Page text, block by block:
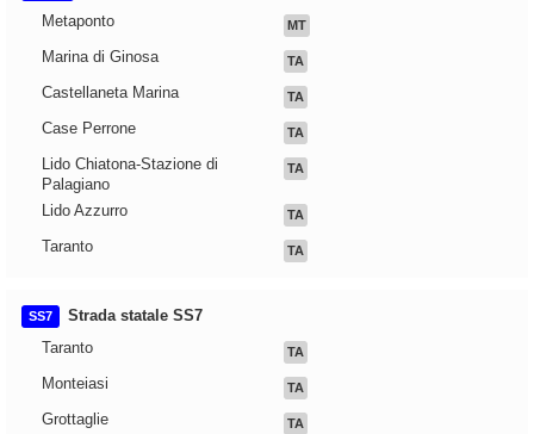
Metaponto
MT
Marina di Ginosa TA
Castellaneta Marina TA
Case Perrone TA
Lido Chiatona-Stazione di
Palagiano
TA
Lido Azzurro TA
Taranto TA
SS7
Strada statale SS7
Taranto
TA
Monteiasi TA
Grottaglie TA